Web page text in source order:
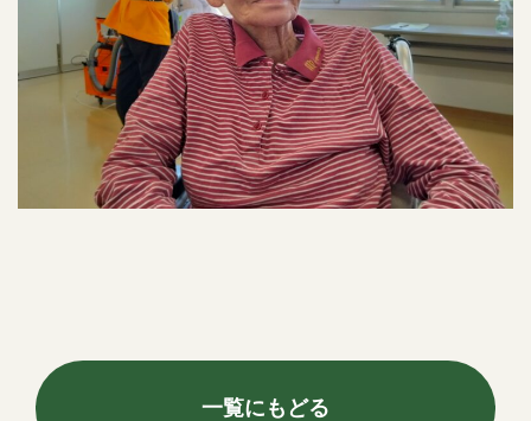
一覧にもどる